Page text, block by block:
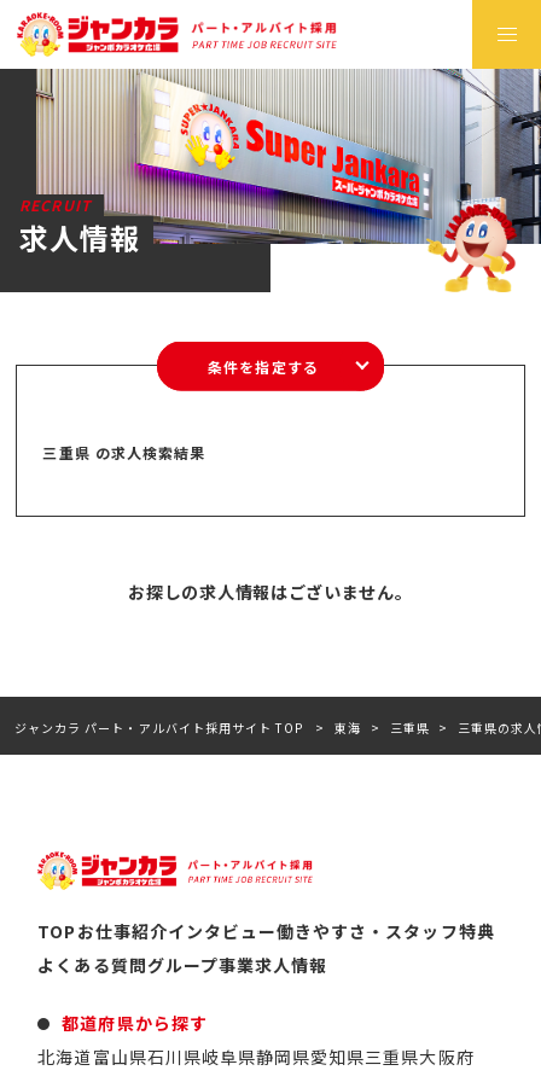
RECRUIT
求人情報
条件を指定する
三重県 の求人検索結果
お探しの求人情報はございません。
ジャンカラ パート・アルバイト採用サイト TOP 東海 三重県 三重県の求
TOP お仕事紹介インタビュー働きやすさ・スタッフ特典
よくある質問グループ事業求人情報
都道府県から探す
北海道富山県石川県岐阜県静岡県愛知県三重県大阪府